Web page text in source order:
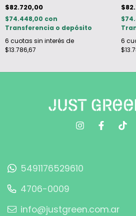
$82.720,00
$74.448,00 con
Transferencia o depósito
6 cuotas sin interés de
$13.786,67
6
5491176529610
4706-0009
info@justgreen.com.ar